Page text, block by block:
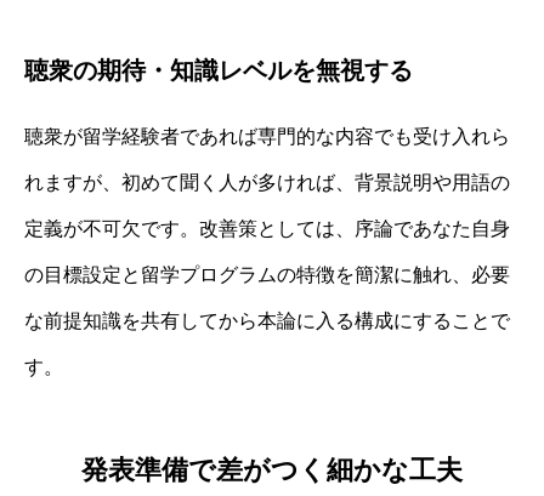
聴衆の期待・知識レベルを無視する
聴衆が留学経験者であれば専門的な内容でも受け入れら
れますが、初めて聞く人が多ければ、背景説明や用語の
定義が不可欠です。改善策としては、序論であなた自身
の目標設定と留学プログラムの特徴を簡潔に触れ、必要
な前提知識を共有してから本論に入る構成にすることで
す。
発表準備で差がつく細かな工夫